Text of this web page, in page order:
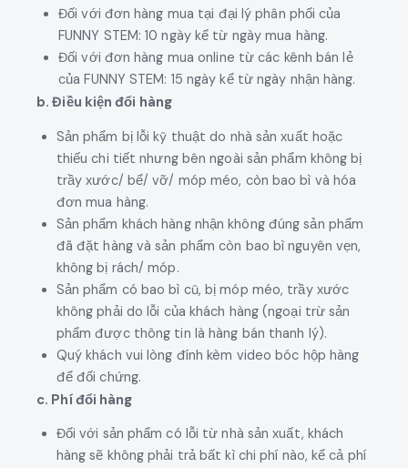
Đối với đơn hàng mua tại đại lý phân phối của
FUNNY STEM: 10 ngày kể từ ngày mua hàng.
Đối với đơn hàng mua online từ các kênh bán lẻ
của FUNNY STEM: 15 ngày kể từ ngày nhận hàng.
b. Điều kiện đổi hàng
Sản phẩm bị lỗi kỹ thuật do nhà sản xuất hoặc
thiếu chi tiết nhưng bên ngoài sản phẩm không bị
trầy xước/ bể/ vỡ/ móp méo, còn bao bì và hóa
đơn mua hàng.
Sản phẩm khách hàng nhận không đúng sản phẩm
đã đặt hàng và sản phẩm còn bao bì nguyên vẹn,
không bị rách/ móp.
Sản phẩm có bao bì cũ, bị móp méo, trầy xước
không phải do lỗi của khách hàng (ngoại trừ sản
phẩm được thông tin là hàng bán thanh lý).
Quý khách vui lòng đính kèm video bóc hộp hàng
để đối chứng.
c. Phí đổi hàng
Đối với sản phẩm có lỗi từ nhà sản xuất, khách
hàng sẽ không phải trả bất kì chi phí nào, kể cả phí